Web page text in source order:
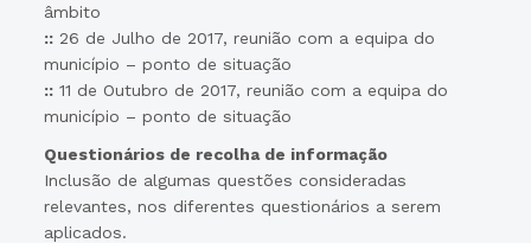
âmbito
:: 26 de Julho de 2017, reunião com a equipa do
município – ponto de situação
:: 11 de Outubro de 2017, reunião com a equipa do
município – ponto de situação
Questionários de recolha de informação
Inclusão de algumas questões consideradas
relevantes, nos diferentes questionários a serem
aplicados.